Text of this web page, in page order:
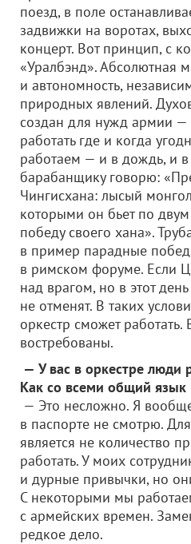
поезд, в поле
задвижки на воротах,
концерт. Вот принцип, с
«Уралбэнд». Абсолютная
и автономность,
природных явлений.
создан для нужд армии
работать где и когда
работаем — и в дождь, и в
барабанщику говорю:
Чингисхана: лысый
которыми он бьет по
победу своего хана».
в пример парадные
в римском форуме. Если
над врагом, но в этот
не отменят. В таких
оркестр сможет
востребованы.
— У вас в оркестре люди
Как со всеми общий язык
— Это несложно. Я
в паспорте не смотрю.
является не количество
работать. У моих
и дурные привычки, но
С некоторыми мы
с армейских времен.
редкое дело.